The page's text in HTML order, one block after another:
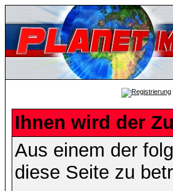
Ihnen wird der
Aus einem der
diese Seite zu